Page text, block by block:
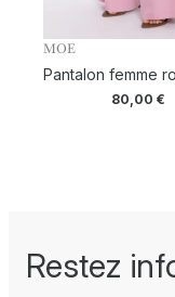
MOE
Pantalon femme
80,00 €
Restez